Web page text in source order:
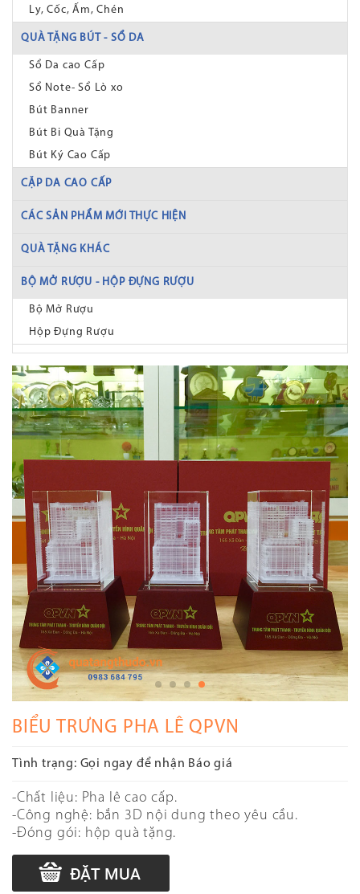
Ly, Cốc, Ấm, Chén
QUÀ TẶNG BÚT - SỔ DA
Sổ Da cao Cấp
Sổ Note- Sổ Lò xo
Bút Banner
Bút Bi Quà Tặng
Bút Ký Cao Cấp
CẶP DA CAO CẤP
CÁC SẢN PHẨM MỚI THỰC HIỆN
QUÀ TẶNG KHÁC
BỘ MỞ RƯỢU - HỘP ĐỰNG RƯỢU
Bộ Mở Rượu
Hộp Đựng Rượu
BIỂU TRƯNG PHA LÊ QPVN
Tình trạng: Gọi ngay để nhận Báo giá
-Chất liệu: Pha lê cao cấp.
-Công nghệ: bắn 3D nội dung theo yêu cầu.
-Đóng gói: hộp quà tặng.